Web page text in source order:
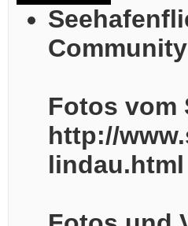
Community
Fotos vom
http://
lindau.html